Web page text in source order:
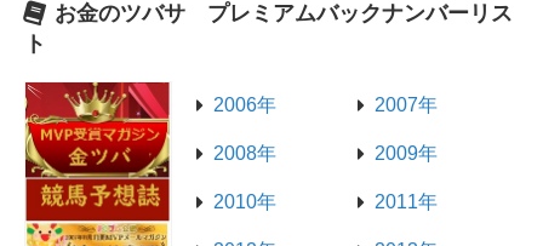
お金のツバサ プレミアムバックナンバーリス
ト
2006年 2007年
2008年 2009年
2010年 2011年